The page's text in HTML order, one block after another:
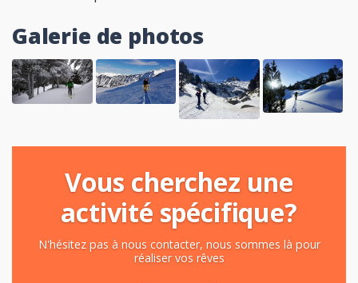
Galerie de photos
Vous cherchez une
activité spécifique?
N'hésitez pas à nous contacter, nous sommes là pour
réaliser vos rêves